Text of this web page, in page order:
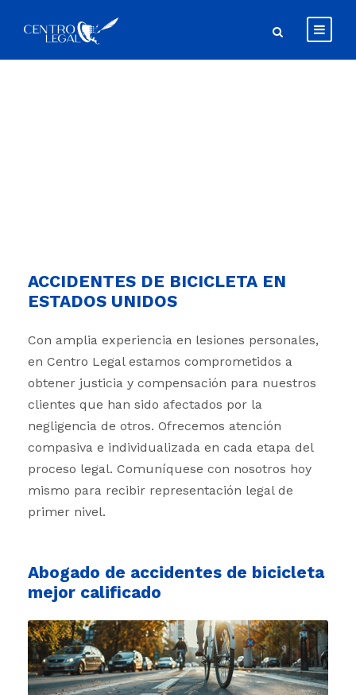
ACCIDENTES DE BICICLETA EN
ESTADOS UNIDOS
Con amplia experiencia en lesiones personales,
en Centro Legal estamos comprometidos a
obtener justicia y compensación para nuestros
clientes que han sido afectados por la
negligencia de otros. Ofrecemos atención
compasiva e individualizada en cada etapa del
proceso legal. Comuníquese con nosotros hoy
mismo para recibir representación legal de
primer nivel.
Abogado de accidentes de bicicleta
mejor calificado